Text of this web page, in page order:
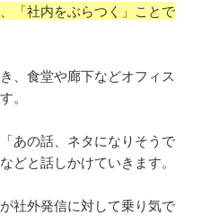
「社内をぶらつく」ことで
、食堂や廊下などオフィス
。
あの話、ネタになりそうで
どと話しかけていきます。
社外発信に対して乗り気で